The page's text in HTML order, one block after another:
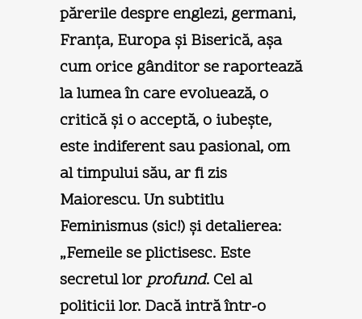
părerile despre englezi, germani,
Franţa, Europa şi Biserică, aşa
cum orice gânditor se raportează
la lumea în care evoluează, o
critică şi o acceptă, o iubeşte,
este indiferent sau pasional, om
al timpului său, ar fi zis
Maiorescu. Un subtitlu
Feminismus (sic!) şi detalierea:
„Femeile se plictisesc. Este
secretul lorprofund. Cel al
politicii lor. Dacă intră într-o